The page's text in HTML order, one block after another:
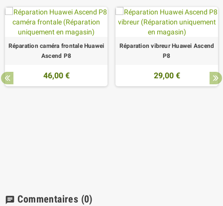
Réparation caméra frontale Huawei
Ascend P8
46,00 €
Réparation vibreur Huawei Ascend
P8
29,00 €
chat Commentaires (0)